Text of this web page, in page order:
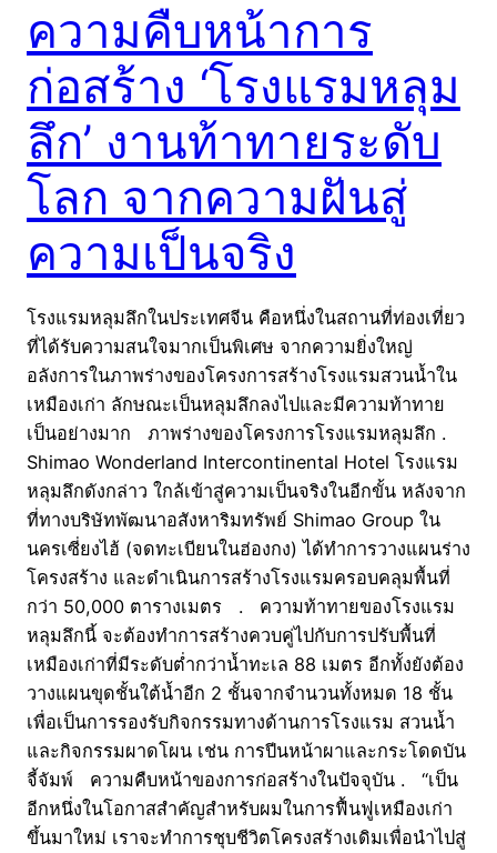
ความคืบหน้าการ
ก่อสร้าง ‘โรงแรมหลุม
ลึก’ งานท้าทายระดับ
โลก จากความฝันสู่
ความเป็นจริง
โรงแรมหลุมลึกในประเทศจีน คือหนึ่งในสถานที่ท่องเที่ยว
ที่ได้รับความสนใจมากเป็นพิเศษ จากความยิ่งใหญ่
อลังการในภาพร่างของโครงการสร้างโรงแรมสวนน้ำใน
เหมืองเก่า ลักษณะเป็นหลุมลึกลงไปและมีความท้าทาย
เป็นอย่างมาก ภาพร่างของโครงการโรงแรมหลุมลึก .
Shimao Wonderland Intercontinental Hotel โรงแรม
หลุมลึกดังกล่าว ใกล้เข้าสู่ความเป็นจริงในอีกขั้น หลังจาก
ที่ทางบริษัทพัฒนาอสังหาริมทรัพย์ Shimao Group ใน
นครเซี่ยงไฮ้ (จดทะเบียนในฮ่องกง) ได้ทำการวางแผนร่าง
โครงสร้าง และดำเนินการสร้างโรงแรมครอบคลุมพื้นที่
กว่า 50,000 ตารางเมตร . ความท้าทายของโรงแรม
หลุมลึกนี้ จะต้องทำการสร้างควบคู่ไปกับการปรับพื้นที่
เหมืองเก่าที่มีระดับต่ำกว่าน้ำทะเล 88 เมตร อีกทั้งยังต้อง
วางแผนขุดชั้นใต้น้ำอีก 2 ชั้นจากจำนวนทั้งหมด 18 ชั้น
เพื่อเป็นการรองรับกิจกรรมทางด้านการโรงแรม สวนน้ำ
และกิจกรรมผาดโผน เช่น การปีนหน้าผาและกระโดดบัน
จี้จัมพ์ ความคืบหน้าของการก่อสร้างในปัจจุบัน . “เป็น
อีกหนึ่งในโอกาสสำคัญสำหรับผมในการฟื้นฟูเหมืองเก่า
ขึ้นมาใหม่ เราจะทำการชุบชีวิตโครงสร้างเดิมเพื่อนำไปสู่